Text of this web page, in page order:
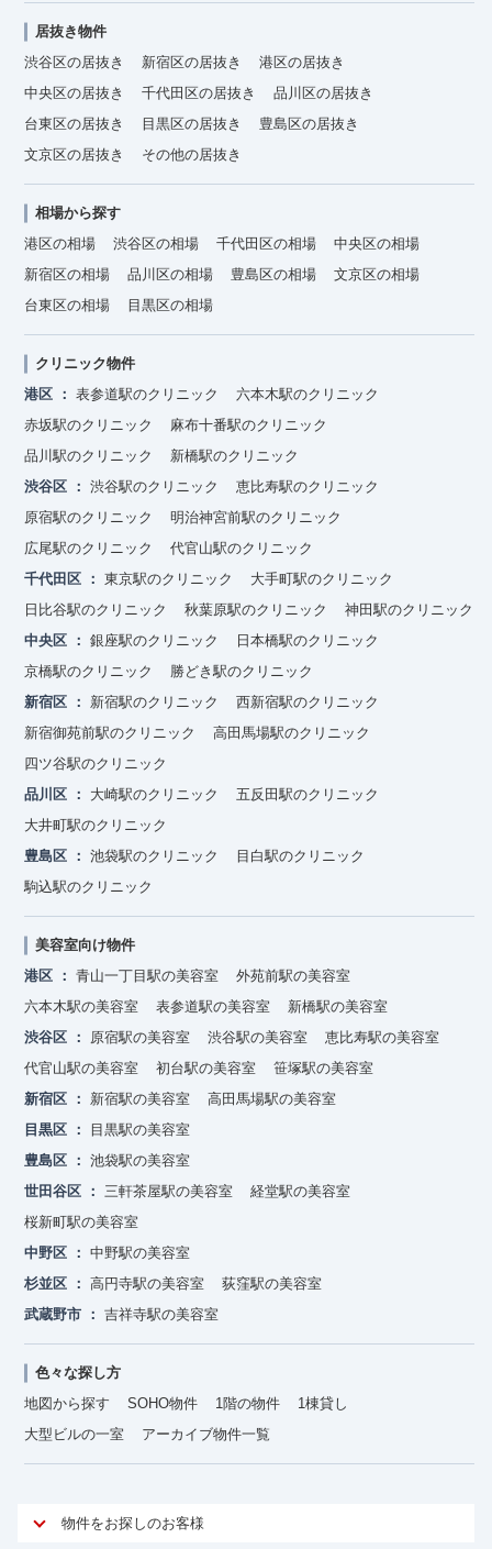
居抜き物件
渋谷区の居抜き
新宿区の居抜き
港区の居抜き
中央区の居抜き
千代田区の居抜き
品川区の居抜き
台東区の居抜き
目黒区の居抜き
豊島区の居抜き
文京区の居抜き
その他の居抜き
相場から探す
港区の相場
渋谷区の相場 千代田区の相場
中央区の相場
新宿区の相場
品川区の相場 豊島区の相場
文京区の相場
台東区の相場
目黒区の相場
クリニック物件
港区
表参道駅のクリニック
六本木駅のクリニック
赤坂駅のクリニック
麻布十番駅のクリニック
品川駅のクリニック
新橋駅のクリニック
渋谷区
渋谷駅のクリニック
恵比寿駅のクリニック
原宿駅のクリニック
明治神宮前駅のクリニック
広尾駅のクリニック
代官山駅のクリニック
千代田区
東京駅のクリニック
大手町駅のクリニック
日比谷駅のクリニック
秋葉原駅のクリニック
神田駅のクリニック
中央区
銀座駅のクリニック
日本橋駅のクリニック
京橋駅のクリニック
勝どき駅のクリニック
新宿区
新宿駅のクリニック
西新宿駅のクリニック
新宿御苑前駅のクリニック
高田馬場駅のクリニック
四ツ谷駅のクリニック
品川区
大崎駅のクリニック
五反田駅のクリニック
大井町駅のクリニック
豊島区
池袋駅のクリニック
目白駅のクリニック
駒込駅のクリニック
美容室向け物件
港区
青山一丁目駅の美容室
外苑前駅の美容室
六本木駅の美容室
表参道駅の美容室
新橋駅の美容室
渋谷区
原宿駅の美容室 渋谷駅の美容室
恵比寿駅の美容室
代官山駅の美容室
初台駅の美容室
笹塚駅の美容室
新宿区
新宿駅の美容室
高田馬場駅の美容室
目黒区
目黒駅の美容室
豊島区
池袋駅の美容室
世田谷区
三軒茶屋駅の美容室
経堂駅の美容室
桜新町駅の美容室
中野区
中野駅の美容室
杉並区
高円寺駅の美容室
荻窪駅の美容室
武蔵野市
吉祥寺駅の美容室
色々な探し方
地図から探す
SOHO物件 1階の物件
1棟貸し
大型ビルの一室
アーカイブ物件一覧
物件をお探しのお客様